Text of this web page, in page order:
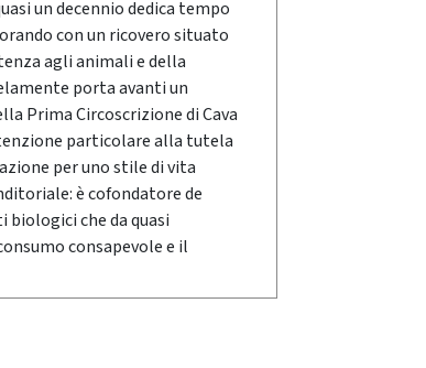
un decennio dedica tempo
con un ricovero situato
agli animali e della
porta avanti un
Prima Circoscrizione di Cava
particolare alla tutela
per uno stile di vita
è cofondatore de
che da quasi
consapevole e il